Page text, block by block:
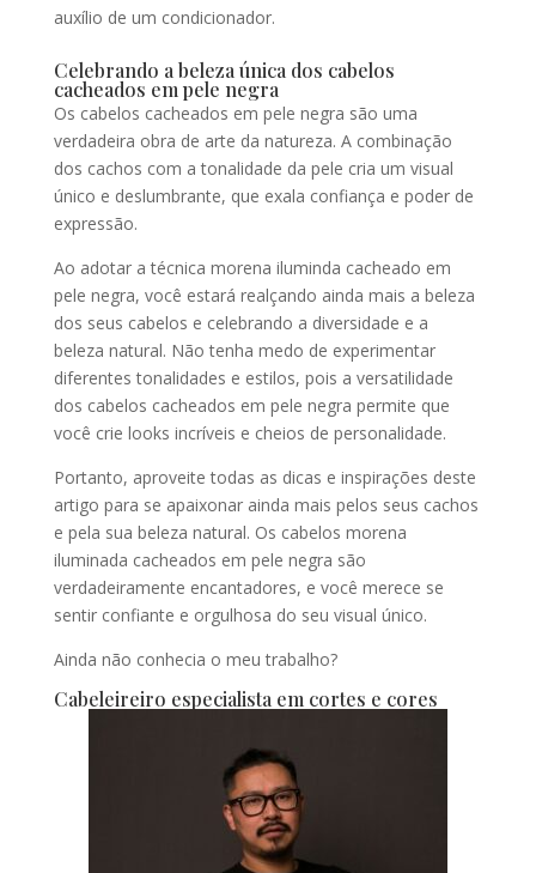
auxílio de um condicionador.
Celebrando a beleza única dos cabelos
cacheados em pele negra
Os cabelos cacheados em pele negra são uma
verdadeira obra de arte da natureza. A combinação
dos cachos com a tonalidade da pele cria um visual
único e deslumbrante, que exala confiança e poder de
expressão.
Ao adotar a técnica morena iluminda cacheado em
pele negra, você estará realçando ainda mais a beleza
dos seus cabelos e celebrando a diversidade e a
beleza natural. Não tenha medo de experimentar
diferentes tonalidades e estilos, pois a versatilidade
dos cabelos cacheados em pele negra permite que
você crie looks incríveis e cheios de personalidade.
Portanto, aproveite todas as dicas e inspirações deste
artigo para se apaixonar ainda mais pelos seus cachos
e pela sua beleza natural. Os cabelos morena
iluminada cacheados em pele negra são
verdadeiramente encantadores, e você merece se
sentir confiante e orgulhosa do seu visual único.
Ainda não conhecia o meu trabalho?
Cabeleireiro especialista em cortes e cores